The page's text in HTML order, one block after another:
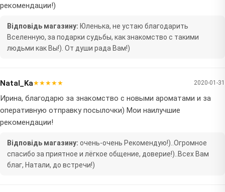
рекомендации!)
Відповідь магазину: Юленька, не устаю благодарить
Вселенную, за подарки судьбы, как знакомство с такими
людьми как Вы!). От души рада Вам!)
Natal_Ka★★★★★ 2020-01-31
Ирина, благодарю за знакомство с новыми ароматами и за
оперативную отправку посылочки) Мои наилучшие
рекомендации!
Відповідь магазину: очень-очень Рекомендую!)..Огромное
спасибо за приятное и лёгкое общение, доверие!)..Всех Вам
благ, Натали, до встречи!)